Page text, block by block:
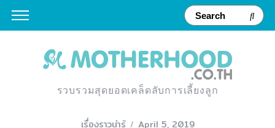
รวบรวมสุดยอดเคล็ดลับการเลี้ยงลูก
เรื่องราวน่ารู้ April 5, 2019